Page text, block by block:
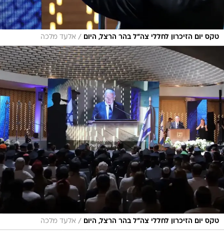
טקס יום הזיכרון לחללי צה"ל בהר הרצל, היום / אלעד מלכה
טקס יום הזיכרון לחללי צה"ל בהר הרצל, היום / אלעד מלכה